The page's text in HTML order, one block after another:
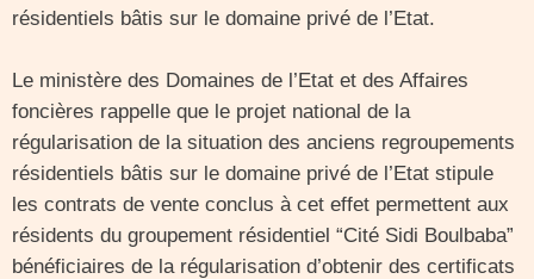
résidentiels bâtis sur le domaine privé de l’Etat.
Le ministère des Domaines de l’Etat et des Affaires
foncières rappelle que le projet national de la
régularisation de la situation des anciens regroupements
résidentiels bâtis sur le domaine privé de l’Etat stipule
les contrats de vente conclus à cet effet permettent aux
résidents du groupement résidentiel “Cité Sidi Boulbaba”
bénéficiaires de la régularisation d’obtenir des certificats